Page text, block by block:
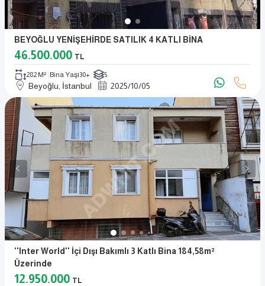
BEYOĞLU YENİŞEHİRDE SATILIK 4 KATLI BİNA
46.500.000 TL
282 M² Bina Yaşı30+ 5
Beyoğlu, İstanbul 2025/10/05
''Inter World'' İçi Dışı Bakımlı 3 Katlı Bina 184,58m²
Üzerinde
12.950.000 TL